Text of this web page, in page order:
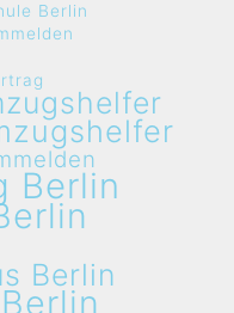
Berlin
Berlin
Berlin